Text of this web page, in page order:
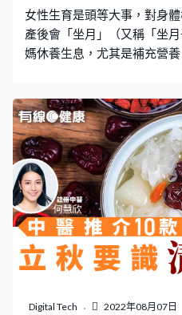
患者情形，選用合適穴位治
女性生育是頭等大事，對身
產後會「坐月」（又稱「坐
媽休養生息，尤其是補充營
點。 女性每次生育，都是一
流行剖腹產，出血量少很多
剖開，寒氣入侵，亦會影響
「坐月子」，月子坐得好，
胞宮的修復也會更好，有些
好。 有孕婦進補後流出惡露
塞進肚子就好。最近有位月
（惡露是產後遺在子宮內的
組成的混合物）已經退得七
有明顯熱象，問她最近吃了
Digital Tech 2022年08月07日